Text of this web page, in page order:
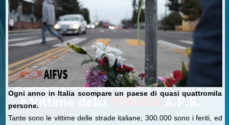
Ogni anno in Italia scompare un paese di quasi quattromila
persone.
Tante sono le vittime delle strade italiane; 300.000 sono i feriti, ed